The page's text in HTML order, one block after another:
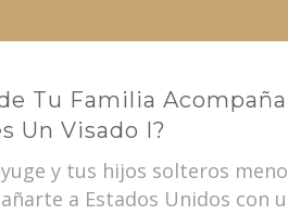
Tu Familia
Un Visado I?
y tus hijos solteros
a Estados Unidos con